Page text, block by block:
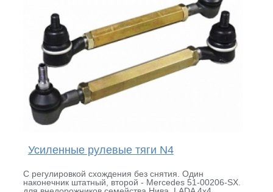
Усиленные рулевые тяги N4
С регулировкой схождения без снятия. Один
наконечник штатный, второй - Mercedes 51-00206-SX.